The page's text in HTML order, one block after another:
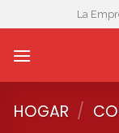
to
content
La
HOGAR /